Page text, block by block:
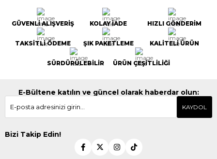
GÜVENLİ ALIŞVERİŞ KOLAY İADE HIZLI GÖNDERİM
TAKSİTLİ ÖDEME ŞIK PAKETLEME KALİTELİ ÜRÜN
SÜRDÜRÜLEBİLİR ÜRÜN ÇEŞİTLİLİĞİ
E-Bültene katılın ve güncel olarak haberdar olun:
KAYDOL
Bizi Takip Edin!